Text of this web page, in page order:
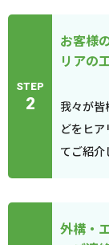
STEP
2
お客様
リアの
我々が皆
どをヒ
てご紹介
外構・